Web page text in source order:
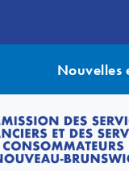
Nouvelles